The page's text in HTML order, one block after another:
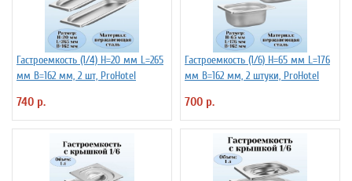
Гастроемкость (1/4) H=20 мм L=265
мм B=162 мм, 2 шт, ProHotel
740 р.
Гастроемкость (1/6) H=65 мм L=176
мм B=162 мм, 2 штуки, ProHotel
700 р.